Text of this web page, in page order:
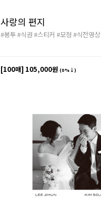
사랑의 편지
#봉투#식권#스티커 #모청 #식전영상
[100매] 105,000원 (0%↓)